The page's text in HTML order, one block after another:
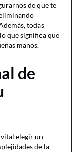
de que te
todas
que significa que
manos.
de
elegir un
de la